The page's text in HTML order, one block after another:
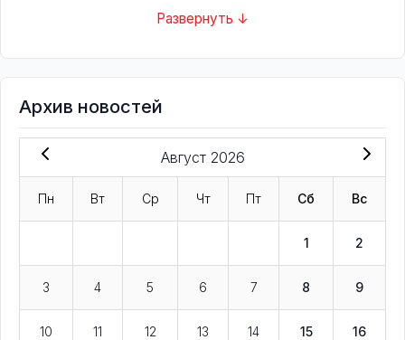
Развернуть ↓
Архив новостей
Август 2026
Пн Вт Ср Чт Пт Сб Вс
1 2
3 4 5 6 7 8 9
10 11 12 13 14 15 16